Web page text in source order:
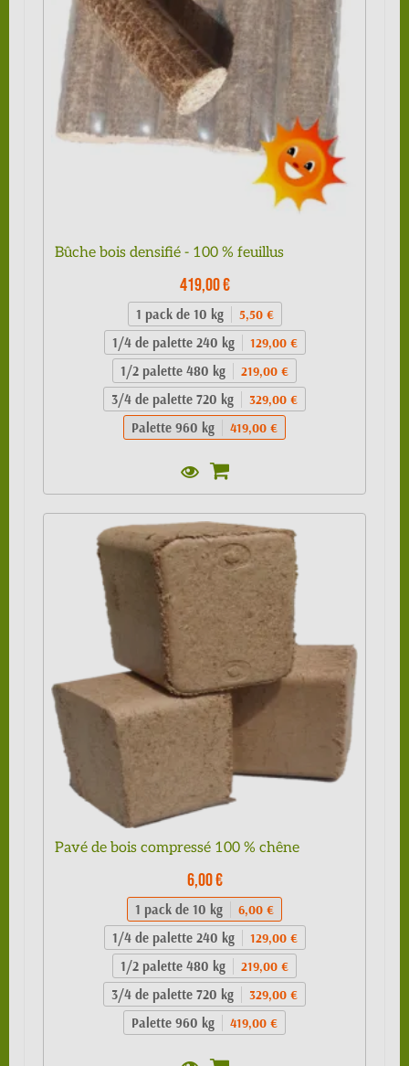
Bûche bois densifié - 100 % feuillus
419,00 €
1 pack de 10 kg 5,50 €
1/4 de palette 240 kg 129,00 €
1/2 palette 480 kg 219,00 €
3/4 de palette 720 kg 329,00 €
Palette 960 kg 419,00 €
Pavé de bois compressé 100 % chêne
6,00 €
1 pack de 10 kg 6,00 €
1/4 de palette 240 kg 129,00 €
1/2 palette 480 kg 219,00 €
3/4 de palette 720 kg 329,00 €
Palette 960 kg 419,00 €